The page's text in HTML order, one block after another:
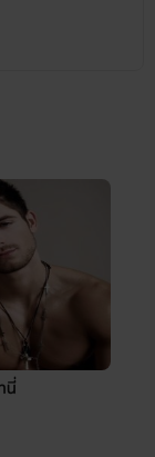
รดระวังหรือ
นี่